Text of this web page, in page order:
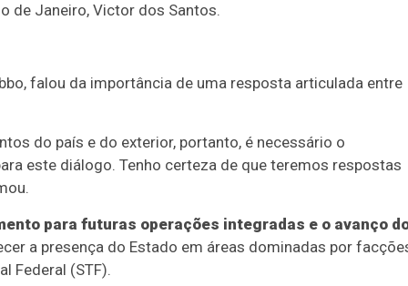
de Janeiro, Victor dos Santos.
falou da importância de uma resposta articulada entre
do país e do exterior, portanto, é necessário o
este diálogo. Tenho certeza de que teremos respostas
para futuras operações integradas e o avanço
a presença do Estado em áreas dominadas por
Federal (STF).